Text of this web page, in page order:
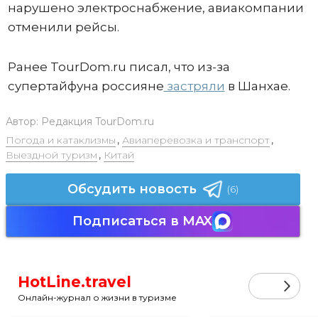
нарушено электроснабжение, авиакомпании
отменили рейсы.
Ранее TourDom.ru писал, что из-за
супертайфуна россияне застряли в Шанхае.
Автор: Редакция TourDom.ru
Погода и катаклизмы , Авиаперевозка и транспорт,
Выездной туризм , Китай
Обсудить новость (6)
Подписаться в MAX
HotLine.travel
Онлайн-журнал о жизни в туризме